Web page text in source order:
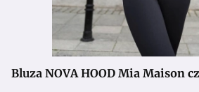
Bluza NOVA HOOD Mia Maison